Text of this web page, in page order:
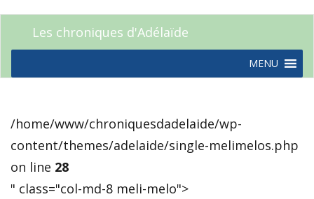
Les chroniques d'Adélaïde
MENU
/home/www/chroniquesdadelaide/wp-
content/themes/adelaide/single-melimelos.php
on line 28
" class="col-md-8 meli-melo">